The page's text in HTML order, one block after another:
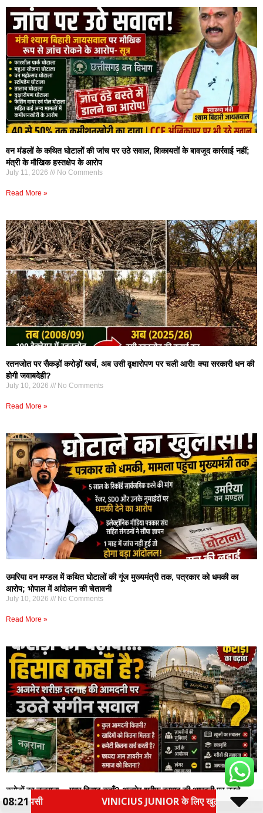
वन मंडलों के कथित घोटालों की जांच पर उठे सवाल, शिकायतों के बावजूद कार्रवाई नहीं;
मंत्री के मौखिक हस्तक्षेप के आरोप
July 11, 2026 No Comments
Read More »
रतनजोत पर सैकड़ों करोड़ों खर्च, अब उसी वृक्षारोपण पर चली आरी! क्या सरकारी धन की
होगी जवाबदेही?
July 10, 2026 No Comments
Read More »
उमरिया वन मण्डल में कथित घोटालों की गूंज मुख्यमंत्री तक, पत्रकार को धमकी का
आरोप; भोपाल में आंदोलन की चेतावनी
July 10, 2026 No Comments
Read More »
करोड़ों का नज़राना… मगर हिसाब कहाँ? अजमेर शरीफ़ दरगाह की आमदनी पर उठते
संगीन सवाल?
JUNIOR के लिए खुला खजाना, इंग्लिश क्लब ने रिकॉर्ड सैलरी का ऑफर
08:21